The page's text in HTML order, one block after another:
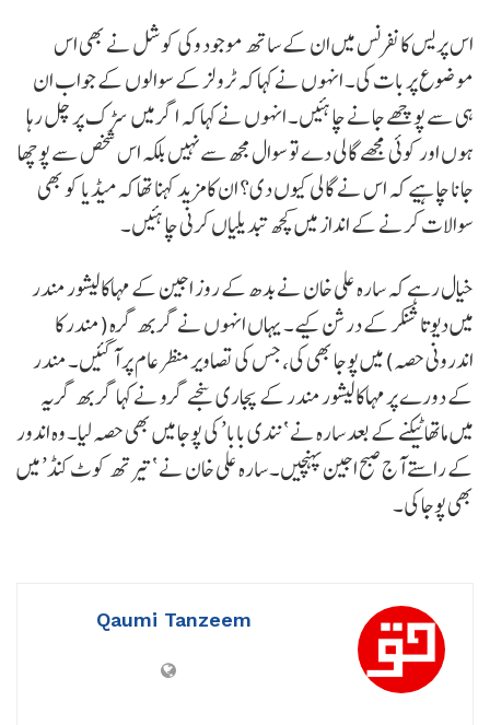
اس پریس کانفرنس میں ان کے ساتھ موجود وکی کوشل نے بھی اس
موضوع پر بات کی۔ انہوں نے کہا کہ ٹرولز کے سوالوں کے جواب ان
ہی سے پوچھے جانے چاہئیں۔ انہوں نے کہا کہ اگر میں سڑک پر چل رہا
ہوں اور کوئی مجھے گالی دے تو سوال مجھ سے نہیں بلکہ اس شخص سے پوچھا
جانا چاہیے کہ اس نے گالی کیوں دی؟ ان کا مزید کہنا تھا کہ میڈیا کو بھی
سوالات کرنے کے انداز میں کچھ تبدیلیاں کرنی چاہئیں۔
خیال رہے کہ سارہ علی خان نے بدھ کے روز اجین کے مہاکالیشور مندر
میں دیوتا شنکر کے درشن کیے۔ یہاں انہوں نے گربھ گرہ (مندر کا
اندرونی حصہ) میں پوجا بھی کی، جس کی تصاویر منظر عام پر آ گئیں۔ مندر
کے دورے پر مہاکالیشور مندر کے پجاری سنجے گرو نے کہا گربھ گریہ
میں ماتھا ٹیکنے کے بعد سارہ نے ‘نندی بابا’ کی پوجا میں بھی حصہ لیا۔ وہ اندور
کے راستے آج صبح اجین پہنچیں۔ سارہ علی خان نے ‘تیرتھ کوٹ کنڈ’ میں
بھی پوجا کی۔
Qaumi Tanzeem